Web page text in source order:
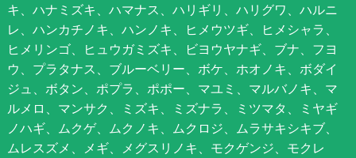
キ、ハナミズキ、ハマナス、ハリギリ、ハリグワ、ハルニ
レ、ハンカチノキ、ハンノキ、ヒメウツギ、ヒメシャラ、
ヒメリンゴ、ヒュウガミズキ、ビヨウヤナギ、ブナ、フヨ
ウ、プラタナス、ブルーベリー、ボケ、ホオノキ、ボダイ
ジュ、ボタン、ポプラ、ポポー、マユミ、マルバノキ、マ
ルメロ、マンサク、ミズキ、ミズナラ、ミツマタ、ミヤギ
ノハギ、ムクゲ、ムクノキ、ムクロジ、ムラサキシキブ、
ムレスズメ、メギ、メグスリノキ、モクゲンジ、モクレ